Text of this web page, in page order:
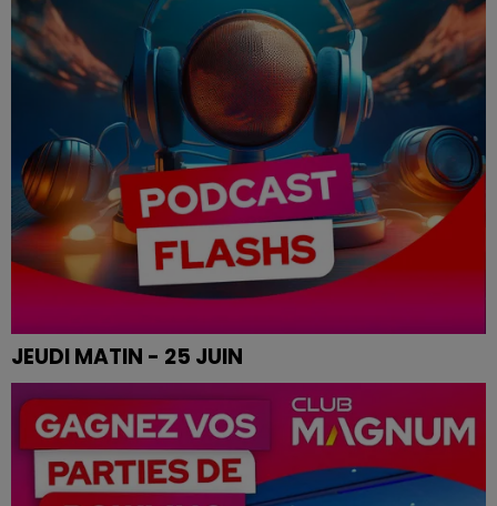
JEUDI MATIN - 25 JUIN
Les infos de ce jeudi matin.